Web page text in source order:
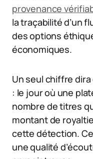
provenance
la traçabilité d’un
des options
économiques.
Un seul chiffre
: le jour où une
nombre de titres
montant de
cette détection.
une qualité